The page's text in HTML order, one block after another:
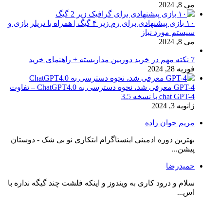
می 8, 2024
۱۰ بازی پیشنهادی برای رم زیر ۴ گیگ | همراه با تریلر بازی و
سیستم مورد نیاز
می 8, 2024
7 نکته مهم در خرید دوربین مداربسته + راهنمای خرید
فوریه 28, 2024
GPT-4 معرفی شد، نحوه دسترسی به ChatGPT4.0 – تفاوت
chat GPT-4 با نسخه 3.5
ژانویه 3, 2024
مریم جوان زاده
بهترین دوره ادمینی اینستاگرام ابتکاری نو بی شک - دوستان
پیشن...
حمیدرضا
سلام و درود کاری به ویندوز و اینکه فلشت چند گیگه نداره با
اس...